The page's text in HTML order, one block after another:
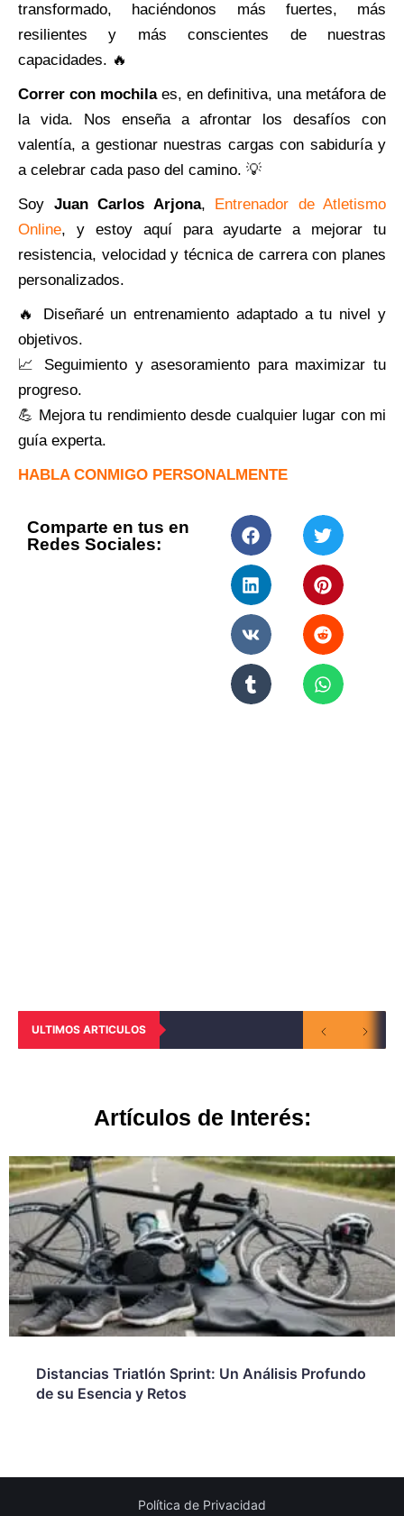
transformado, haciéndonos más fuertes, más
resilientes y más conscientes de nuestras
capacidades. 🔥
Correr con mochilaes, en definitiva, una metáfora de
la vida. Nos enseña a afrontar los desafíos con
valentía, a gestionar nuestras cargas con sabiduría y
a celebrar cada paso del camino. 💡
Soy Juan Carlos Arjona,
Entrenador de Atletismo
Online, y estoy aquí para ayudarte a mejorar tu
resistencia, velocidad y técnica de carrera con planes
personalizados.
🔥 Diseñaré un entrenamiento adaptado a tu nivel y
objetivos.
📈 Seguimiento y asesoramiento para maximizar tu
progreso.
💪 Mejora tu rendimiento desde cualquier lugar con mi
guía experta.
HABLA CONMIGO PERSONALMENTE
Comparte en tus en
Redes Sociales:
ULTIMOS ARTICULOS
Artículos de Interés:
Distancias Triatlón Sprint: Un Análisis Profundo
de su Esencia y Retos
Política de Privacidad